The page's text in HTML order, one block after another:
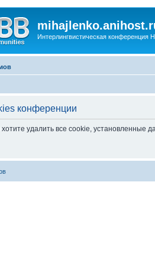
Интерлингвистическая конференция
конференции
удалить все cookie, установленные